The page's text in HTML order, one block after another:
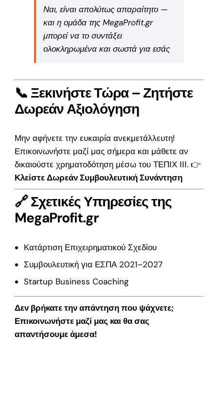
Ναι, είναι απολύτως απαραίτητο —
και η ομάδα της MegaProfit.gr
μπορεί να το συντάξει
ολοκληρωμένα και σωστά για εσάς
📞 Ξεκινήστε Τώρα – Ζητήστε
Δωρεάν Αξιολόγηση
Μην αφήνετε την ευκαιρία ανεκμετάλλευτη!
Επικοινωνήστε μαζί μας σήμερα και μάθετε αν
δικαιούστε χρηματοδότηση μέσω του ΤΕΠΙΧ ΙΙΙ. 👉
Κλείστε Δωρεάν Συμβουλευτική Συνάντηση
🔗 Σχετικές Υπηρεσίες της
MegaProfit.gr
Κατάρτιση Επιχειρηματικού Σχεδίου
Συμβουλευτική για ΕΣΠΑ 2021–2027
Startup Business Coaching
Δεν βρήκατε την απάντηση που ψάχνετε;
Επικοινωνήστε μαζί μας και θα σας
απαντήσουμε άμεσα!